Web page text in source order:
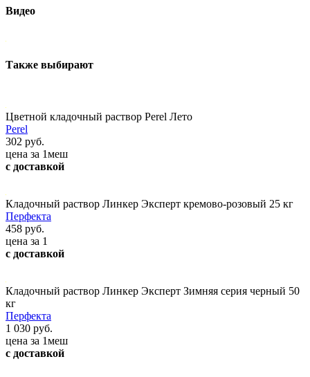
Видео
Также выбирают
Цветной кладочный раствор Perel Лето
Perel
302 руб.
цена за 1меш
с доставкой
Кладочный раствор Линкер Эксперт кремово-розовый 25 кг
Перфекта
458 руб.
цена за 1
с доставкой
Кладочный раствор Линкер Эксперт Зимняя серия черный 50
кг
Перфекта
1 030 руб.
цена за 1меш
с доставкой